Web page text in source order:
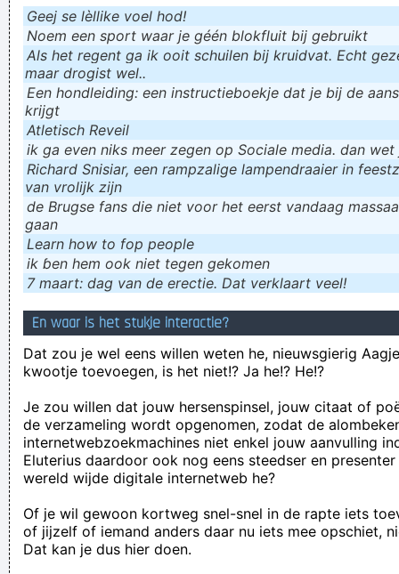
Geej se lèllike voel hod!
Noem een sport waar je géén blokfluit bij gebruikt
Als het regent ga ik ooit schuilen bij kruidvat. Echt
maar drogist wel..
Een hondleiding: een instructieboekje dat je bij de
krijgt
Atletisch Reveil
ik ga even niks meer zegen op Sociale media. dan
Richard Snisiar, een rampzalige lampendraaier in
van vrolijk zijn
de Brugse fans die niet voor het eerst vandaag
gaan
Learn how to fop people
ik ɓen hem ook niet tegen gekomen
7 maart: dag van de erectie. Dat verklaart veel!
En waar is het stukje interactie?
Dat zou je wel eens willen weten he, nieuwsgierig
kwootje toevoegen, is het niet!? Ja he!? He!?
Je zou willen dat jouw hersenspinsel, jouw citaat of
de verzameling wordt opgenomen, zodat de
internetwebzoekmachines niet enkel jouw aanvulling
Eluterius daardoor ook nog eens steedser en
wereld wijde digitale internetweb he?
Of je wil gewoon kortweg snel-snel in de rapte iets
of jijzelf of iemand anders daar nu iets mee opschiet,
Dat kan je dus hier doen.